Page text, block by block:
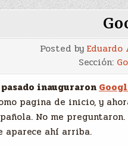
Posted by Eduardo
Sección:
inauguraron
pagina de inicio, y
No me
aparece ahí arriba.